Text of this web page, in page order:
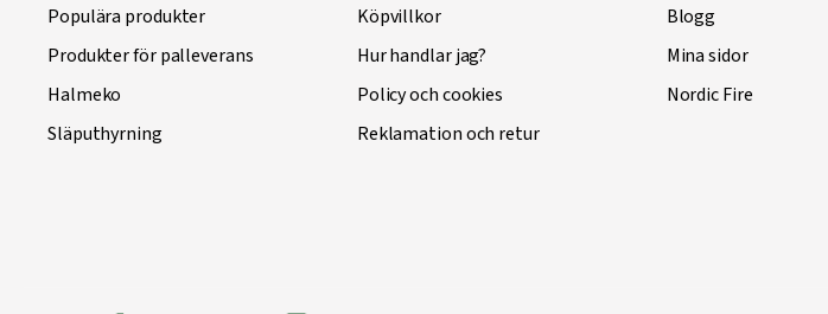
Populära produkter
Produkter för palleverans
Halmeko
Släputhyrning
Köpvillkor
Hur handlar jag?
Policy och cookies
Reklamation och retur
Blogg
Mina sidor
Nordic Fire